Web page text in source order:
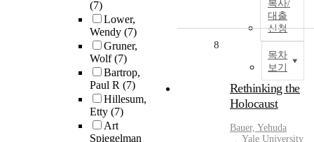
(7)
Lower,
Wendy (7)
Gruner,
Wolf(7)
Bartrop,
Paul R (7)
Hillesum,
Etty (7)
Art
Spiegelman
복사/
대출
신청
목차
보기
8
Rethinking the
Holocaust
Bauer, Yehuda
Yale University